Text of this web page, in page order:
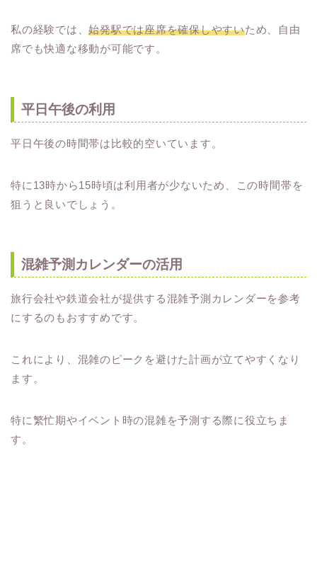
私の経験では、始発駅では座席を確保しやすいため、自由
席でも快適な移動が可能です。
平日午後の利用
平日午後の時間帯は比較的空いています。
特に13時から15時頃は利用者が少ないため、この時間帯を
狙うと良いでしょう。
混雑予測カレンダーの活用
旅行会社や鉄道会社が提供する混雑予測カレンダーを参考
にするのもおすすめです。
これにより、混雑のピークを避けた計画が立てやすくなり
ます。
特に繁忙期やイベント時の混雑を予測する際に役立ちま
す。